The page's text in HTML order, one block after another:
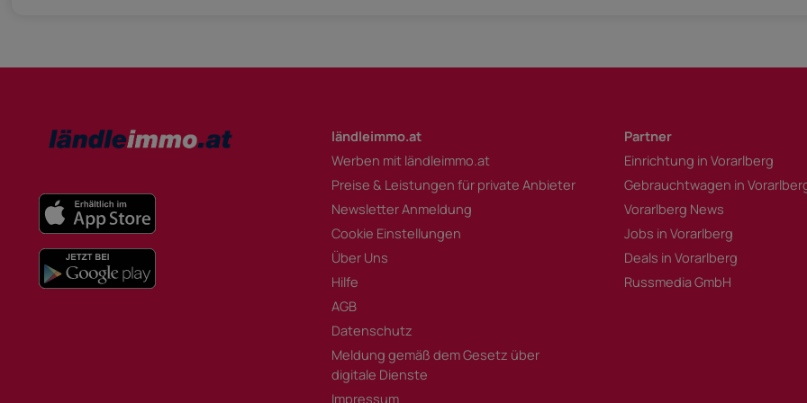
ländleimmo.at
Werben mit ländleimmo.at
Preise & Leistungen für private Anbieter
Newsletter Anmeldung
Cookie Einstellungen
Über Uns
Hilfe
AGB
Datenschutz
Meldung gemäß dem Gesetz über
digitale Dienste
Impressum
Partner
Einrichtung in Vorarlberg
Gebrauchtwagen in
Vorarlberg News
Jobs in Vorarlberg
Deals in Vorarlberg
Russmedia GmbH